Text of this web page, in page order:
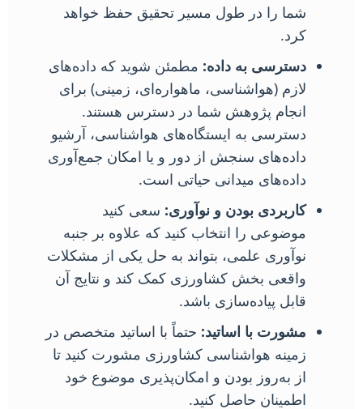
شما را در طول مسیر تحقیق حفظ خواهد
کرد.
دسترسی به داده: مطمئن شوید که داده‌های
لازم (هواشناسی، ماهواره‌ای، زمینی) برای
انجام پژوهش شما در دسترس هستند.
دسترسی به ایستگاه‌های هواشناسی، آرشیو
داده‌های سنجش از دور و یا امکان جمع‌آوری
داده‌های میدانی حیاتی است.
کاربردی بودن و نوآوری: سعی کنید
موضوعی را انتخاب کنید که علاوه بر جنبه
نوآوری علمی، بتواند به حل یکی از مشکلات
واقعی بخش کشاورزی کمک کند و نتایج آن
قابل پیاده‌سازی باشد.
مشورت با اساتید: حتماً با اساتید متخصص در
زمینه هواشناسی کشاورزی مشورت کنید تا
از به‌روز بودن و امکان‌پذیری موضوع خود
اطمینان حاصل کنید.